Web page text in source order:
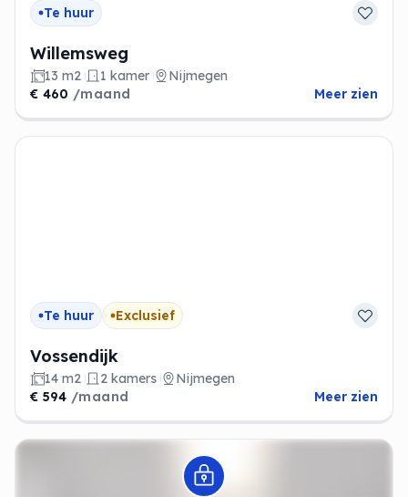
Te huur
Willemsweg
13 m2 1 kamer
Nijmegen
€ 460 /maand Meer zien
Te huur Exclusief
Vossendijk
14 m2 2 kamers
Nijmegen
€ 594 /maand Meer zien
Modal openen